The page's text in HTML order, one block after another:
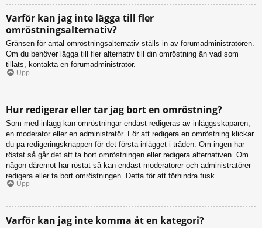
Varför kan jag inte lägga till fler
omröstningsalternativ?
Gränsen för antal omröstningsalternativ ställs in av forumadministratören.
Om du behöver lägga till fler alternativ till din omröstning än vad som
tillåts, kontakta en forumadministratör.
Upp
Hur redigerar eller tar jag bort en omröstning?
Som med inlägg kan omröstningar endast redigeras av inläggsskaparen,
en moderator eller en administratör. För att redigera en omröstning klickar
du på redigeringsknappen för det första inlägget i tråden. Om ingen har
röstat så går det att ta bort omröstningen eller redigera alternativen. Om
någon däremot har röstat så kan endast moderatorer och administratörer
redigera eller ta bort omröstningen. Detta för att förhindra fusk.
Upp
Varför kan jag inte komma åt en kategori?